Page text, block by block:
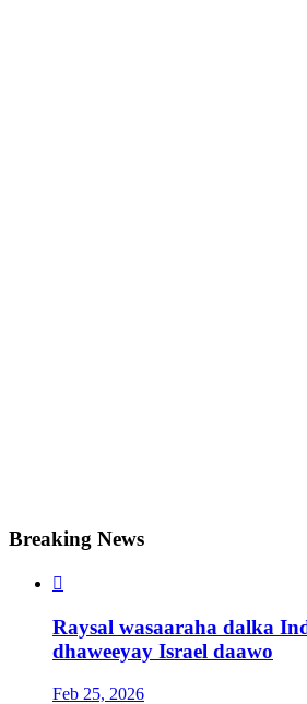
Breaking News

Raysal wasaaraha dalka
dhaweeyay Israel daawo
Feb 25, 2026